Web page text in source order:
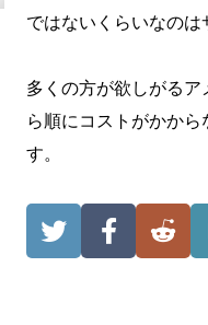
ではないくらいなの
多くの方が欲しがる
ら順にコストがかか
す。